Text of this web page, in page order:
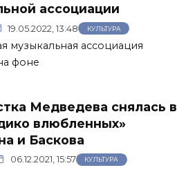
ассоциации
19.05.2022, 13:48 КУЛЬТУРА
музыкальная ассоциация
фоне
Медведева снялась в
влюбленных»
и Баскова
06.12.2021, 15:57 КУЛЬТУРА